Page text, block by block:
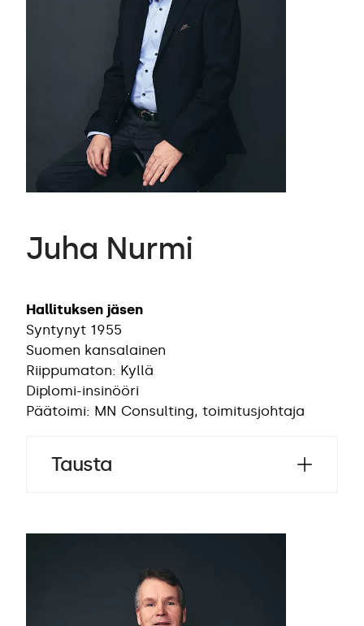
Juha Nurmi
Hallituksen jäsen
Syntynyt 1955
Suomen kansalainen
Riippumaton: Kyllä
Diplomi-insinööri
Päätoimi: MN Consulting, toimitusjohtaja
Tausta